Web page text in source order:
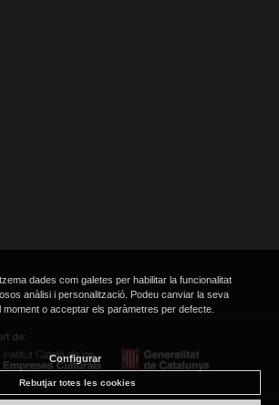
dades com galetes per habilitar la funcionalitat
anàlisi i personalització. Podeu canviar la seva
o acceptar els paràmetres per defecte.
Configurar
Rebutjar totes les cookies